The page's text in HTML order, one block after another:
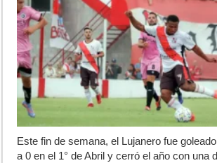
Este fin de semana, el Lujanero fue
a 0 en el 1° de Abril y cerró el año con una